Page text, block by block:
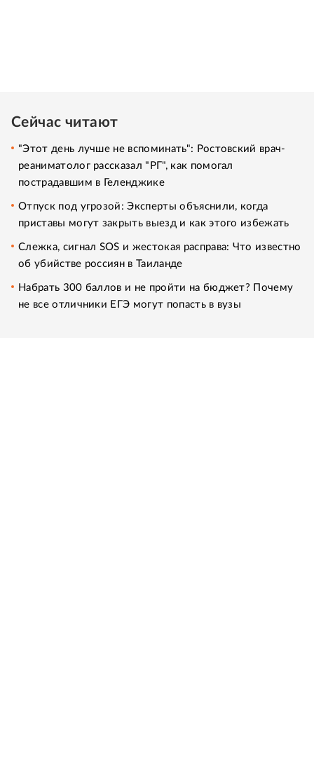
Сейчас читают
"Этот день лучше не вспоминать": Ростовский врач-
реаниматолог рассказал "РГ", как помогал
пострадавшим в Геленджике
Отпуск под угрозой: Эксперты объяснили, когда
приставы могут закрыть выезд и как этого избежать
Слежка, сигнал SOS и жестокая расправа: Что известно
об убийстве россиян в Таиланде
Набрать 300 баллов и не пройти на бюджет? Почему
не все отличники ЕГЭ могут попасть в вузы